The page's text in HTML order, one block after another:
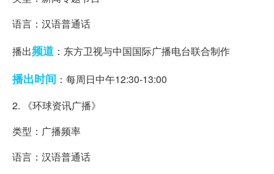
语言：汉语普通话
播出频道 ：东方卫视与中国国际广播电台联合制作
播出时间 ：每周日中午12:30-13:00
2. 《环球资讯广播》
类型：广播频率
语言：汉语普通话